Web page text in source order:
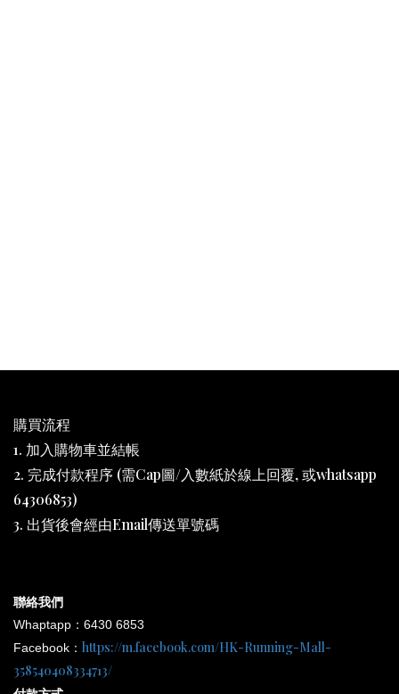
購買流程
1. 加入購物車並結帳
2. 完成付款程序 (需Cap圖/入數紙於線上回覆, 或whatsapp
64306853)
3. 出貨後會經由Email傳送單號碼
聯絡我們
Whaptapp：6430 6853
Facebook： https://m.facebook.com/HK-Running-Mall-
358540408334713/